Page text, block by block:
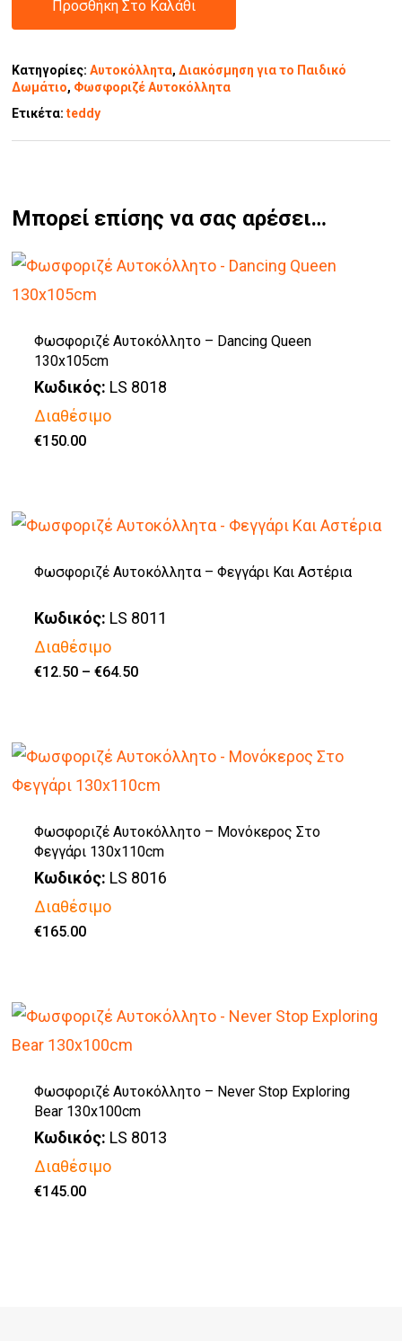
Προσθήκη Στο Καλάθι
Κατηγορίες:Αυτοκόλλητα,Διακόσμηση για το Παιδικό
Δωμάτιο, Φωσφοριζέ Αυτοκόλλητα
Ετικέτα:teddy
Μπορεί επίσης να σας αρέσει…
Φωσφοριζέ Αυτοκόλλητο – Dancing Queen
130x105cm
Κωδικός: LS 8018
Διαθέσιμο
€150.00
Φωσφοριζέ Αυτοκόλλητα – Φεγγάρι Και Αστέρια
Κωδικός: LS 8011
Διαθέσιμο
€12.50 – €64.50Price
Αυτό
έχει
πολλαπλές
παραλλαγές.
Οι
επιλογές
μπορούν
σελίδα
του
προϊόντος
Φωσφοριζέ Αυτοκόλλητο – Μονόκερος Στο
Φεγγάρι 130x110cm
Κωδικός: LS 8016
Διαθέσιμο
€165.00
Φωσφοριζέ Αυτοκόλλητο – Never Stop Exploring
Bear 130x100cm
Κωδικός: LS 8013
Διαθέσιμο
€145.00